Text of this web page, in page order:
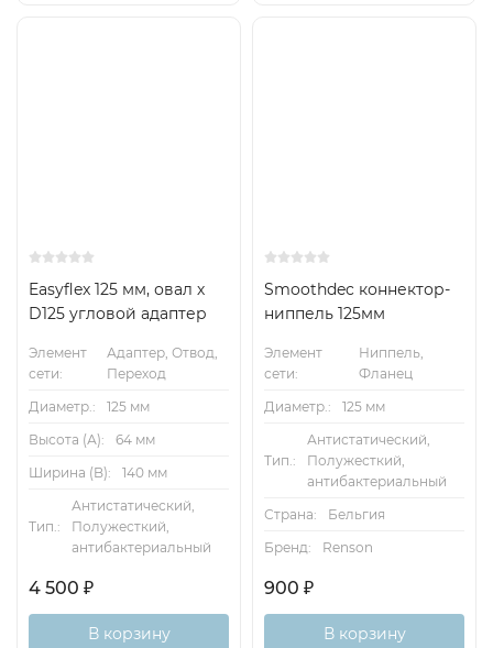
Easyflex 125 мм, овал х
D125 угловой адаптер
Элемент
сети:
Адаптер, Отвод,
Переход
Диаметр.:
125 мм
Высота (А):
64 мм
Ширина (B):
140 мм
Тип.:
Антистатический,
Полужесткий,
антибактериальный
4 500 ₽
В корзину
Smoothdec коннектор-
ниппель 125мм
Элемент
сети:
Ниппель,
Фланец
Диаметр.:
125 мм
Тип.:
Антистатический,
Полужесткий,
антибактериальный
Страна:
Бельгия
Бренд:
Renson
900 ₽
В корзину